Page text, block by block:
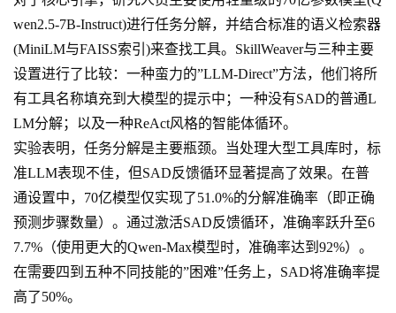
wen2.5-7B-Instruct)进行任务分解，并结合标准的语义检索器
(MiniLM与FAISS索引)来查找工具。SkillWeaver与三种主要
设置进行了比较：一种蛮力的”LLM-Direct”方法，他们将所
有工具名称填充到大模型的提示中；一种没有SAD的普通L
LM分解；以及一种ReAct风格的智能体循环。
实验表明，任务分解是主要瓶颈。当处理大型工具库时，标
准LLM表现不佳，但SAD反馈循环显著提高了效果。在普
通设置中，70亿模型仅实现了51.0%的分解准确率（即正确
预测步骤数量）。通过激活SAD反馈循环，准确率跃升至6
7.7%（使用更大的Qwen-Max模型时，准确率达到92%）。
在需要四到五种不同技能的”困难”任务上，SAD将准确率提
高了50%。